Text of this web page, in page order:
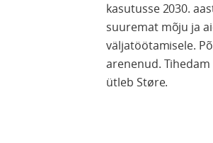
kasutusse 2030.
suuremat mõju ja
väljatöötamisele.
arenenud.
ütleb Støre.